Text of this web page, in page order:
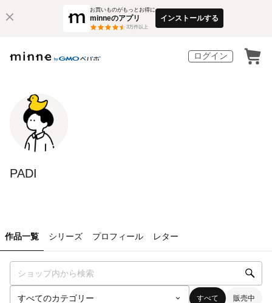
お買いものがもっとお得に
minneのアプリ
3万件以上
インストールする
ログイン
PADI
作品一覧 シリーズ プロフィール レター
すべて 販売中